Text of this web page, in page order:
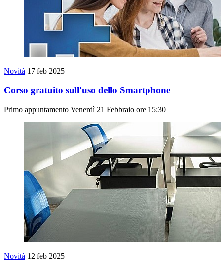
Novità 17 feb 2025
Corso gratuito sull'uso dello Smartphone
Primo appuntamento Venerdì 21 Febbraio ore 15:30
Novità 12 feb 2025